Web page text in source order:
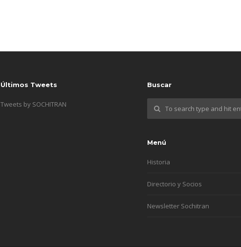
Últimos Tweets
Tweets by SOCHITRAN
Buscar
Menú
Historia
Directorio y Socios
Newsletter Sochitran